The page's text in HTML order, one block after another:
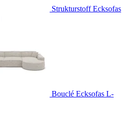
Strukturstoff Ecksofas
Bouclé Ecksofas L-